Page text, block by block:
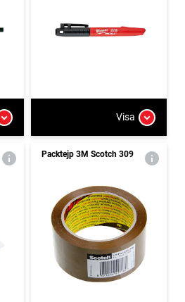
Visa
Packtejp 3M Scotch 309